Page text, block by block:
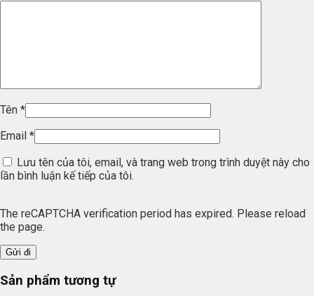
Tên *
Email *
Lưu tên của tôi, email, và trang web trong trình duyệt này cho
lần bình luận kế tiếp của tôi.
The reCAPTCHA verification period has expired. Please reload
the page.
Sản phẩm tương tự